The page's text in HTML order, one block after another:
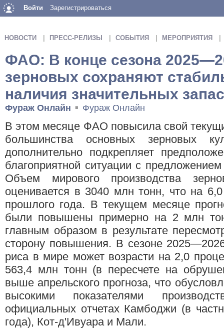
Войти Зарегистрироваться
НОВОСТИ ПРЕСС-РЕЛИЗЫ СОБЫТИЯ МЕРОПРИЯТИЯ
ФАО: В конце сезона
зерновых сохраняют
наличия значительных
Фураж Онлайн ■ Фураж Онлайн
В этом месяце ФАО повысила свой
большинства основных зерновых
дополнительно подкрепляет
благоприятной ситуации с
Объем мирового производства
оценивается в 3040 млн тонн, что на
прошлого года. В текущем месяце
были повышены примерно на 2 млн
главным образом в результате
сторону повышения. В сезоне
риса в мире может возрасти на 2,0
563,4 млн тонн (в пересчете на
выше апрельского прогноза, что
высокими показателями
официальных отчетах Камбоджи (в
года), Кот-д'Ивуара и Мали.